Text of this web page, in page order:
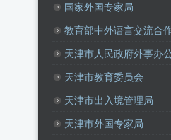
国家外国专家局
教育部中外语言交流合
天津市人民政府外事办
天津市教育委员会
天津市出入境管理局
天津市外国专家局